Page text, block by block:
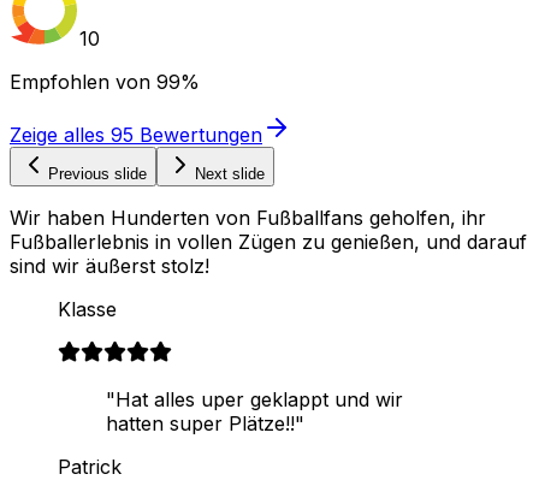
10
Empfohlen von 99%
Zeige alles 95 Bewertungen
Previous slide Next slide
Wir haben Hunderten von Fußballfans geholfen, ihr
Fußballerlebnis in vollen Zügen zu genießen, und darauf
sind wir äußerst stolz!
Klasse
"Hat alles uper geklappt und wir
hatten super Plätze!!"
Patrick